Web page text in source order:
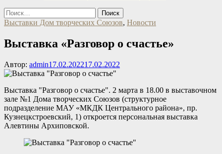
Найти:
Выставки Дом творческих Союзов, Новости
Выставка «Разговор о счастье»
Автор: admin17.02.202217.02.2022
Выставка "Разговор о счастье". 2 марта в 18.00 в выставочном
зале №1 Дома творческих Союзов (структурное
подразделение МАУ «МКДК Центрального района», пр.
Кузнецкстроевский, 1) откроется персональная выставка
Алевтины Архиповской.